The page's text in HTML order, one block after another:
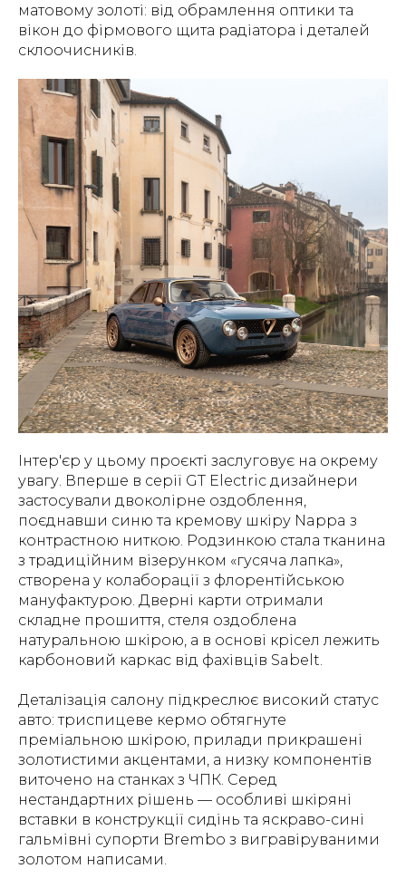
матовому золоті: від обрамлення оптики та
вікон до фірмового щита радіатора і деталей
склоочисників.
Інтер'єр у цьому проєкті заслуговує на окрему
увагу. Вперше в серії GT Electric дизайнери
застосували двоколірне оздоблення,
поєднавши синю та кремову шкіру Nappa з
контрастною ниткою. Родзинкою стала тканина
з традиційним візерунком «гусяча лапка»,
створена у колаборації з флорентійською
мануфактурою. Дверні карти отримали
складне прошиття, стеля оздоблена
натуральною шкірою, а в основі крісел лежить
карбоновий каркас від фахівців Sabelt.
Деталізація салону підкреслює високий статус
авто: триспицеве кермо обтягнуте
преміальною шкірою, прилади прикрашені
золотистими акцентами, а низку компонентів
виточено на станках з ЧПК. Серед
нестандартних рішень — особливі шкіряні
вставки в конструкції сидінь та яскраво-сині
гальмівні супорти Brembo з вигравіруваними
золотом написами.